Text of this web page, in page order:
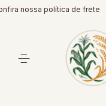
nossa política de frete